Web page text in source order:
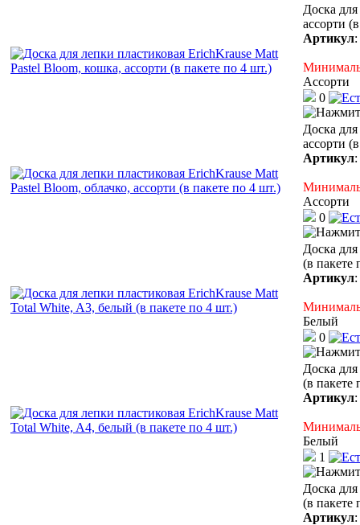
Доска
ассорти
Артикул:
Ассорти
0
Доска
ассорти
Артикул:
Ассорти
0
Доска
(в пакете
Артикул:
Белый
0
Доска
(в пакете
Артикул:
Белый
1
Доска
(в пакете
Артикул: